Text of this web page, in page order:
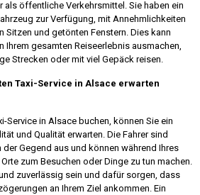
als öffentliche Verkehrsmittel. Sie haben ein
zur Verfügung, mit Annehmlichkeiten
Sitzen und getönten Fenstern. Dies kann
Ihrem gesamten Reiseerlebnis ausmachen,
Strecken oder mit viel Gepäck reisen.
Taxi-Service in Alsace erwarten
Service in Alsace buchen, können Sie ein
und Qualität erwarten. Die Fahrer sind
Gegend aus und können während Ihres
zum Besuchen oder Dinge zu tun machen.
zuverlässig sein und dafür sorgen, dass
an Ihrem Ziel ankommen. Ein